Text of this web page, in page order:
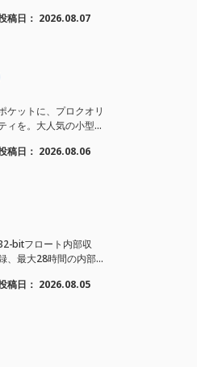
しました。
稿日： 2026.08.07
ケットに、プロクオリ
ィを。大人気の小型カ
価がさらにお値下げさ
稿日： 2026.08.06
bitフロート内部収
、最大28時間の内部録
、2段階AIノイズキャ
稿日： 2026.08.05